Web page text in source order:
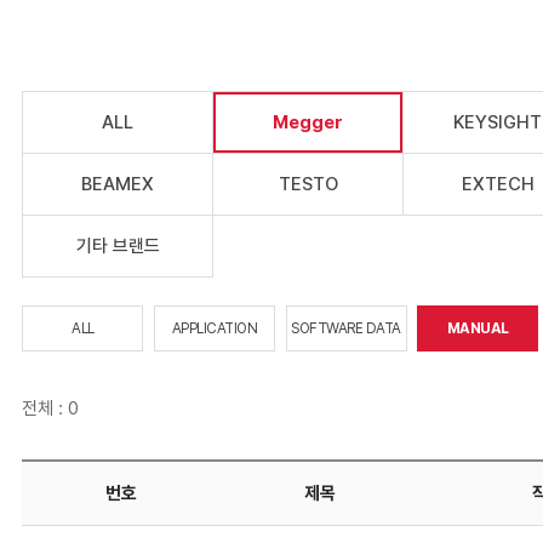
ALL Megger KEYSIGHT
BEAMEX TESTO EXTECH
기타 브랜드
ALL APPLICATION SOFTWARE DATA MANUAL
전체 : 0
번호 제목